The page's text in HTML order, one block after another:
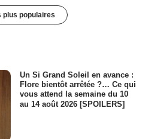
plus populaires
Un Si Grand Soleil en avance :
Flore bientôt arrêtée ?… Ce qui
vous attend la semaine du 10
au 14 août 2026 [SPOILERS]